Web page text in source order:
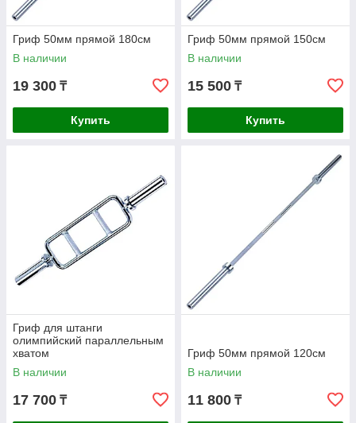
Гриф 50мм прямой 180см
В наличии
19 300 ₸
Купить
Гриф 50мм прямой 150см
В наличии
15 500 ₸
Купить
Гриф для штанги
олимпийский параллельным
хватом
В наличии
17 700 ₸
Гриф 50мм прямой 120см
В наличии
11 800 ₸